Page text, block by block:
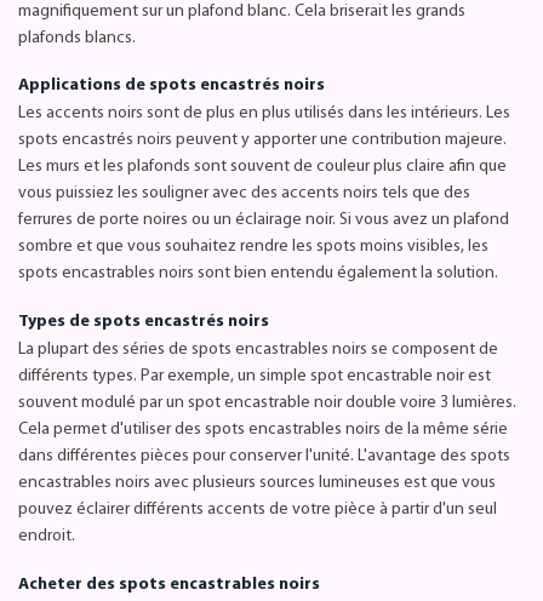
magnifiquement sur un plafond blanc. Cela briserait les grands
plafonds blancs.
Applications de spots encastrés noirs
Les accents noirs sont de plus en plus utilisés dans les intérieurs. Les
spots encastrés noirs peuvent y apporter une contribution majeure.
Les murs et les plafonds sont souvent de couleur plus claire afin que
vous puissiez les souligner avec des accents noirs tels que des
ferrures de porte noires ou un éclairage noir. Si vous avez un plafond
sombre et que vous souhaitez rendre les spots moins visibles, les
spots encastrables noirs sont bien entendu également la solution.
Types de spots encastrés noirs
La plupart des séries de spots encastrables noirs se composent de
différents types. Par exemple, un simple spot encastrable noir est
souvent modulé par un spot encastrable noir double voire 3 lumières.
Cela permet d'utiliser des spots encastrables noirs de la même série
dans différentes pièces pour conserver l'unité. L'avantage des spots
encastrables noirs avec plusieurs sources lumineuses est que vous
pouvez éclairer différents accents de votre pièce à partir d'un seul
endroit.
Acheter des spots encastrables noirs